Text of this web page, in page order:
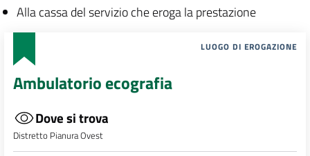
Alla cassa del servizio che eroga la prestazione
LUOGO DI EROGAZIONE
Ambulatorio ecografia
Dove si trova
Distretto Pianura Ovest